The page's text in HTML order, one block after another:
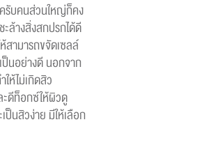
บคนส่วนใหญ่ก็คง
ล้างสิ่งสกปรกได้ดี
สามารถขจัดเซลล์
ป็นอย่างดี นอกจาก
ห้ไม่เกิดสิว
ะดีท็อกซ์ให้ผิวดู
นสิวง่าย มีให้เลือก